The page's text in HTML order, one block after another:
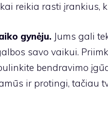
reikia rasti įrankius,
gynėju. Jums gali
savo vaikui.
bendravimo
ir protingi, tačiau